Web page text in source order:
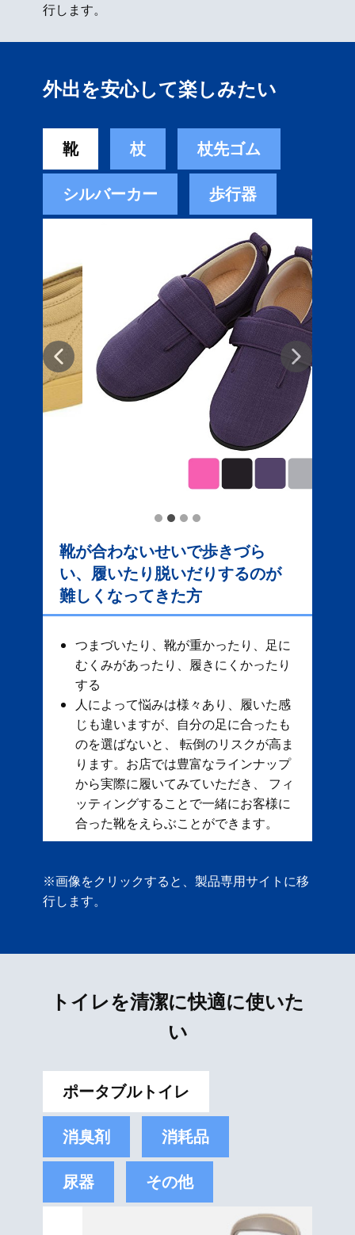
行します。
外出を安心して楽しみたい
靴 杖 杖先ゴム
シルバーカー 歩行器
靴が合わないせいで歩きづら
い、履いたり脱いだりするのが
難しくなってきた方
つまづいたり、靴が重かったり、足に
むくみがあったり、履きにくかったり
する
人によって悩みは様々あり、履いた感
じも違いますが、自分の足に合ったも
のを選ばないと、 転倒のリスクが高ま
ります。お店では豊富なラインナップ
から実際に履いてみていただき、 フィ
ッティングすることで一緒にお客様に
合った靴をえらぶことができます。
※画像をクリックすると、製品専用サイトに移
行します。
トイレを清潔に快適に使いた
い
ポータブルトイレ
消臭剤 消耗品
尿器 その他